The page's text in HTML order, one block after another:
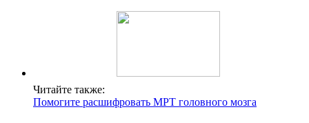
Читайте также:
Помогите расшифровать МРТ головного мозга